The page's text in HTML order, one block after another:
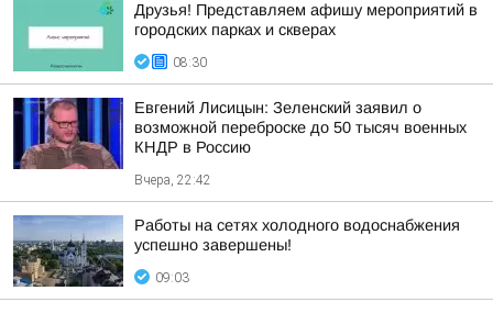
Друзья! Представляем афишу мероприятий в
городских парках и скверах
08:30
Евгений Лисицын: Зеленский заявил о
возможной переброске до 50 тысяч военных
КНДР в Россию
Вчера, 22:42
Работы на сетях холодного водоснабжения
успешно завершены!
09:03